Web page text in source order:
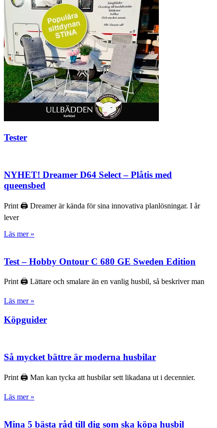
Tester
NYHET! Dreamer D64 Select – Plåtis med
queensbed
Print 🖨 Dreamer är kända för sina innovativa planlösningar. I år
lever
Läs mer »
Test – Hobby Ontour C 680 GE Sweden Edition
Print 🖨 Lättare och smalare än en vanlig husbil, så beskriver man
Läs mer »
Köpguider
Så mycket bättre är moderna husbilar
Print 🖨 Man kan tycka att husbilar sett likadana ut i decennier.
Läs mer »
Mina 5 bästa råd till dig som ska köpa husbil